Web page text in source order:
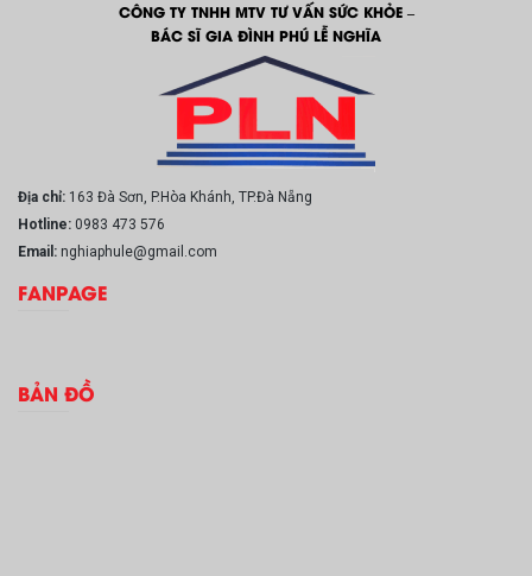
CÔNG TY TNHH MTV TƯ VẤN SỨC KHỎE –
BÁC SĨ GIA ĐÌNH PHÚ LỄ NGHĨA
Địa chỉ: 163 Đà Sơn, P.Hòa Khánh, TP.Đà Nẵng
Hotline: 0983 473 576
Email: nghiaphule@gmail.com
FANPAGE
BẢN ĐỒ